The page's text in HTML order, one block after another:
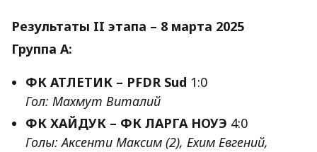
Результаты II этапа – 8 марта 2025
Группа A:
ФК АТЛЕТИК – PFDR Sud 1:0
Гол: Махмут Виталий
ФК ХАЙДУК – ФК ЛАРГА НОУЭ 4:0
Голы: Аксенти Максим (2), Ехим Евгений,